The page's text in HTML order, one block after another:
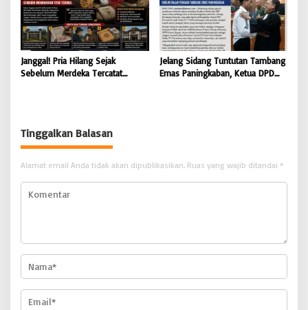
Janggal! Pria Hilang Sejak
Sebelum Merdeka Tercatat
Jelang Sidang Tuntutan Tambang
Emas Paningkaban, Ketua DPD
Tinggalkan Balasan
Alamat email Anda tidak akan dipublikasikan. Ruas yang wajib ditandai *